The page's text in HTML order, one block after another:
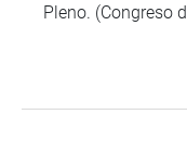
Pleno. (Congreso